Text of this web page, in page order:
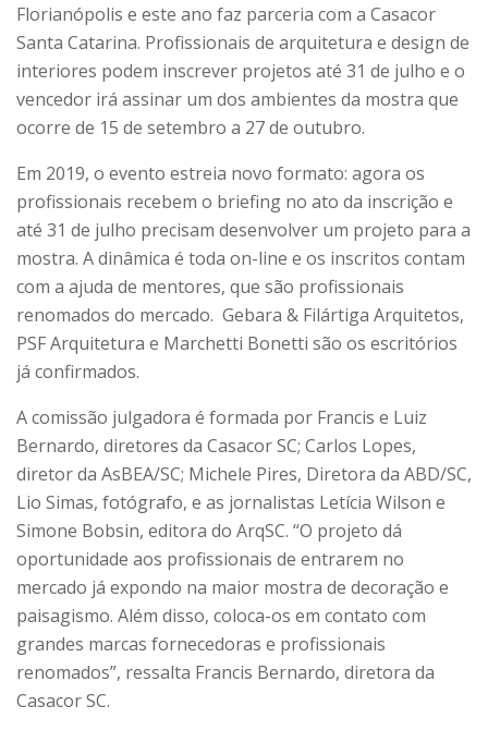
Florianópolis e este ano faz parceria com a Casacor
Santa Catarina. Profissionais de arquitetura e design de
interiores podem inscrever projetos até 31 de julho e o
vencedor irá assinar um dos ambientes da mostra que
ocorre de 15 de setembro a 27 de outubro.
Em 2019, o evento estreia novo formato: agora os
profissionais recebem o briefing no ato da inscrição e
até 31 de julho precisam desenvolver um projeto para a
mostra. A dinâmica é toda on-line e os inscritos contam
com a ajuda de mentores, que são profissionais
renomados do mercado. Gebara & Filártiga Arquitetos,
PSF Arquitetura e Marchetti Bonetti são os escritórios
já confirmados.
A comissão julgadora é formada por Francis e Luiz
Bernardo, diretores da Casacor SC; Carlos Lopes,
diretor da AsBEA/SC; Michele Pires, Diretora da ABD/SC,
Lio Simas, fotógrafo, e as jornalistas Letícia Wilson e
Simone Bobsin, editora do ArqSC. “O projeto dá
oportunidade aos profissionais de entrarem no
mercado já expondo na maior mostra de decoração e
paisagismo. Além disso, coloca-os em contato com
grandes marcas fornecedoras e profissionais
renomados”, ressalta Francis Bernardo, diretora da
Casacor SC.